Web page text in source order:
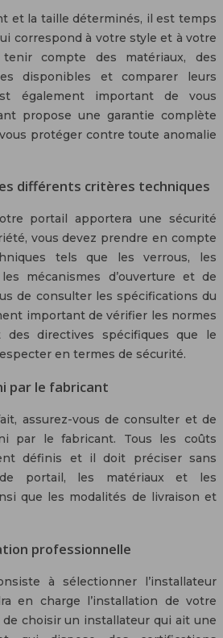
et la taille déterminés, il est temps
correspond à votre style et à votre
compte des matériaux, des
disponibles et comparer leurs
également important de vous
propose une garantie complète
protéger contre toute anomalie
différents critères techniques
portail apportera une sécurité
vous devez prendre en compte
tels que les verrous, les
mécanismes d’ouverture et de
de consulter les spécifications du
important de vérifier les normes
directives spécifiques que le
en termes de sécurité.
par le fabricant
assurez-vous de consulter et de
par le fabricant. Tous les coûts
définis et il doit préciser sans
portail, les matériaux et les
que les modalités de livraison et
professionnelle
à sélectionner l’installateur
en charge l’installation de votre
choisir un installateur qui ait une